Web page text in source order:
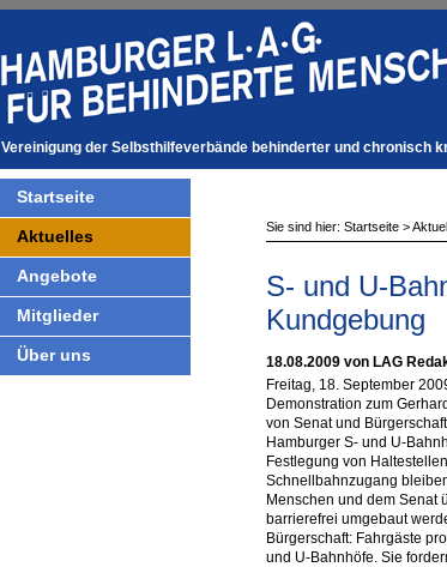
Vereinigung der Selbsthilfeverbände behinderter und chronisch
Startseite
Aktuelles
Angebote
Mitglieder
Über uns
Sie sind hier: Startseite>
S- und U-
Kundgebung
18.08.2009 von LAG
Freitag, 18. September
Demonstration zum
von Senat und
Hamburger S- und U-
Festlegung von
Schnellbahnzugang
Menschen und dem Senat
barrierefrei umgebaut
Bürgerschaft: Fahrgäste
und U-Bahnhöfe. Sie